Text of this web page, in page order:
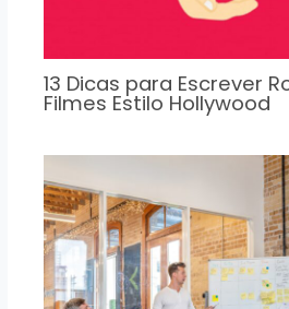
13 Dicas para Escrever
Filmes Estilo Hollywood